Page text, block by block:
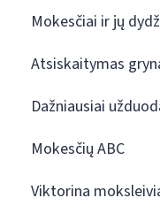
Mokesčiai ir jų
Atsiskaitymas
Dažniausiai
Mokesčių ABC
Viktorina